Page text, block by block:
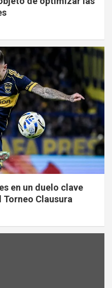
en un duelo clave
Torneo Clausura